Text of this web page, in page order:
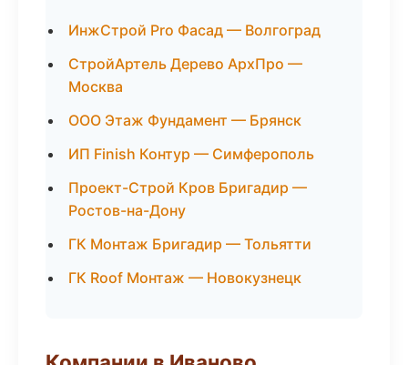
ИнжСтрой Pro Фасад — Волгоград
СтройАртель Дерево АрхПро —
Москва
ООО Этаж Фундамент — Брянск
ИП Finish Контур — Симферополь
Проект-Строй Кров Бригадир —
Ростов-на-Дону
ГК Монтаж Бригадир — Тольятти
ГК Roof Монтаж — Новокузнецк